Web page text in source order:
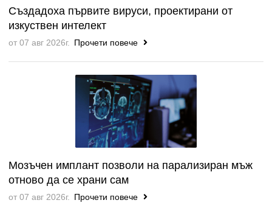
Създадоха първите вируси, проектирани от
изкуствен интелект
от 07 авг 2026г. Прочети повече
Мозъчен имплант позволи на парализиран мъж
отново да се храни сам
от 07 авг 2026г. Прочети повече